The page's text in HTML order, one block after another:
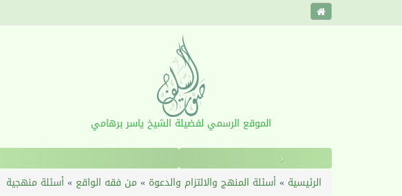
الموقع الرسمي لفضيلة الشيخ ياسر برهامي
‹
الرئيسية »أسئلة المنهج والالتزام والدعوة » من فقه الواقع »أسئلة منهجية